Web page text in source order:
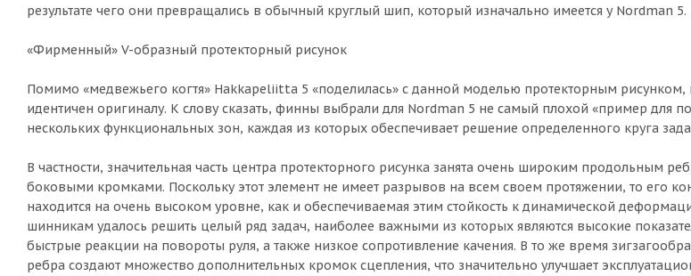
результате чего они превращались в обычный круглый шип, который изначально имеется у Nordman 5.
«Фирменный» V-образный протекторный рисунок
Помимо «медвежьего когтя» Hakkapeliitta 5 «поделилась» с данной моделью протекторным рисунком,
идентичен оригиналу. К слову сказать, финны выбрали для Nordman 5 не самый плохой «пример для
нескольких функциональных зон, каждая из которых обеспечивает решение определенного круга
В частности, значительная часть центра протекторного рисунка занята очень широким продольным
боковыми кромками. Поскольку этот элемент не имеет разрывов на всем своем протяжении, то его
находится на очень высоком уровне, как и обеспечиваемая этим стойкость к динамической
шинникам удалось решить целый ряд задач, наиболее важными из которых являются высокие
быстрые реакции на повороты руля, а также низкое сопротивление качения. В то же время
ребра создают множество дополнительных кромок сцепления, что значительно улучшает